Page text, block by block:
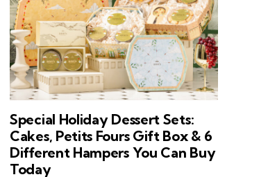
Special Holiday Dessert Sets:
Cakes, Petits Fours Gift Box & 6
Different Hampers You Can Buy
Today